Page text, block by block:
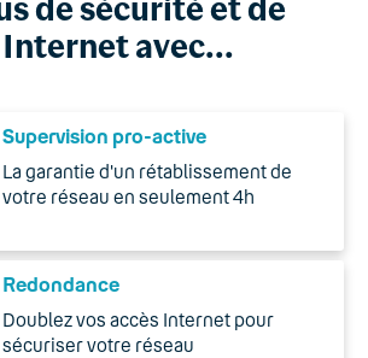
de sécurité et de
avec...
Supervision pro-active
La garantie d'un rétablissement de
votre réseau en seulement 4h
Redondance
Doublez vos accès Internet pour
sécuriser votre réseau